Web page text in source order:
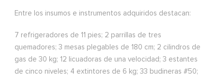
Entre los insumos e instrumentos adquiridos destacan:
7 refrigeradores de 11 pies; 2 parrillas de tres
quemadores; 3 mesas plegables de 180 cm; 2 cilindros de
gas de 30 kg; 12 licuadoras de una velocidad; 3 estantes
de cinco niveles; 4 extintores de 6 kg; 33 budineras #50;